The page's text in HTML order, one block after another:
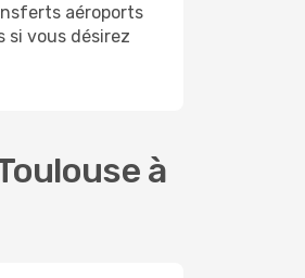
aéroports
si vous désirez
à